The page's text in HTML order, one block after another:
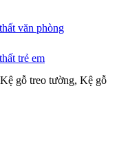
văn phòng
trẻ em
gỗ treo tường, Kệ gỗ